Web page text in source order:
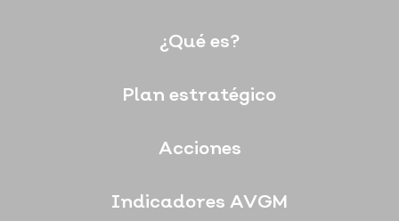
¿Qué es?
Plan estratégico
Acciones
Indicadores AVGM